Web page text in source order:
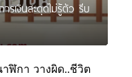
รเงินสะดุดไม่รู้ตัว รีบ
าฬิกา วางผิด..ชีวิต